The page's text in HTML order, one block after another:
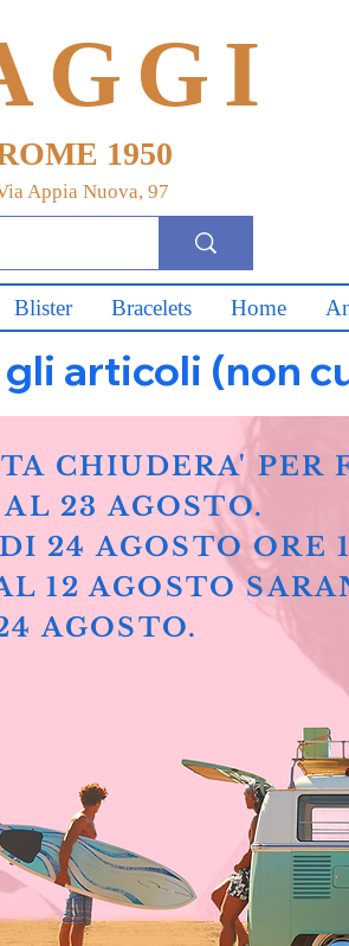
1950
Appia Nuova, 97
Blister Bracelets Home
articoli (non
CHIUDERA' PER
23 AGOSTO.
24 AGOSTO ORE
12 AGOSTO
AGOSTO.